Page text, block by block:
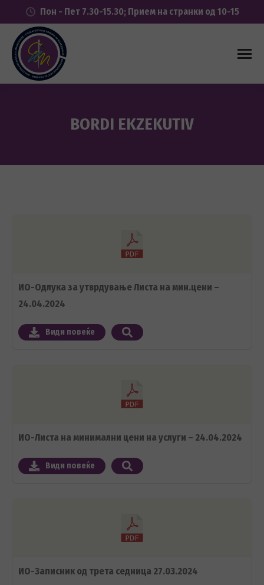
Пон - Пет 7.30-15.30; Прием на странки од 10-15
BORDI EKZEKUTIV
ИО-Одлука за утврдување Листа на мин.цени –
24.04.2024
Види повеќе
ИО-Листа на минимални цени на услуги – 24.04.2024
Види повеќе
ИО-Записник од трета седница 27.03.2024